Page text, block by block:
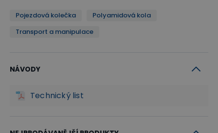
Pojezdová kolečka
Polyamidová kola
Transport a manipulace
NÁVODY
Technický list